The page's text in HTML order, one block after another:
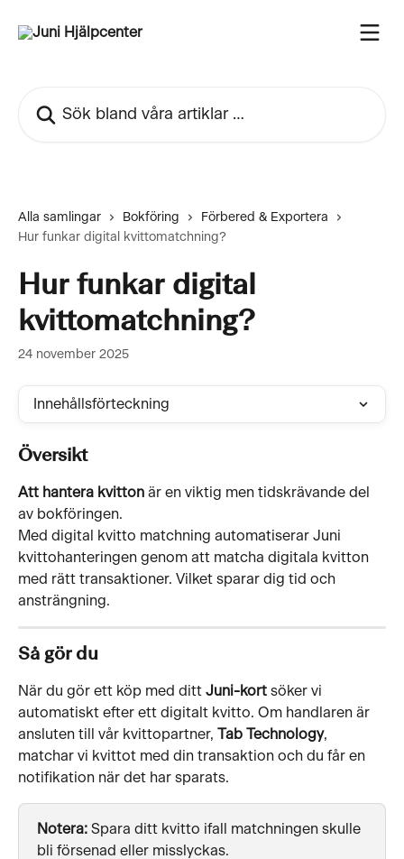
Alla samlingar Bokföring
Förbered & Exportera
Hur funkar digital kvittomatchning?
Hur funkar digital
kvittomatchning?
24 november 2025
Innehållsförteckning
Översikt
Att hantera kvitton är en viktig men tidskrävande del
av bokföringen.
Med digital kvitto matchning automatiserar Juni
kvittohanteringen genom att matcha digitala kvitton
med rätt transaktioner. Vilket sparar dig tid och
ansträngning.
Så gör du
När du gör ett köp med ditt Juni-kort söker vi
automatiskt efter ett digitalt kvitto. Om handlaren är
ansluten till vår kvittopartner, Tab Technology,
matchar vi kvittot med din transaktion och du får en
notifikation när det har sparats.
Notera: Spara ditt kvitto ifall matchningen skulle
bli försenad eller misslyckas.